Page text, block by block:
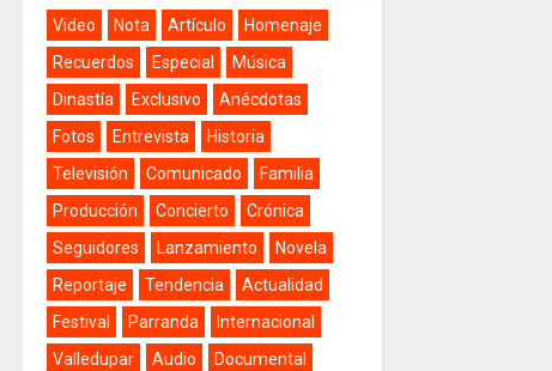
Video Nota Artículo
Homenaje
Recuerdos
Especial
Música
Dinastía
Exclusivo
Anécdotas
Fotos
Entrevista
Historia
Televisión
Comunicado
Familia
Producción
Concierto
Crónica
Seguidores
Lanzamiento
Novela
Reportaje
Tendencia
Actualidad
Festival
Parranda
Internacional
Valledupar
Audio
Documental